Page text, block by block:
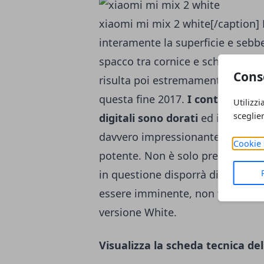
Cookie
xiaomi mi mix 2 white[/caption]
interamente la superficie e
spacco tra cornice e schermo
risulta poi estremamente
questa fine 2017. I contorni
digitali sono dorati ed in
davvero impressionante. Non
potente. Non è solo presente il
in questione disporrà di
8GB di
essere imminente, non vediamo
versione White.
Visualizza la scheda tecnica